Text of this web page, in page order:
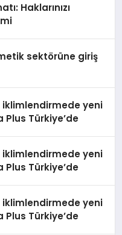
Haklarınızı
sektörüne giriş
iklimlendirmede yeni
Türkiye’de
iklimlendirmede yeni
Türkiye’de
iklimlendirmede yeni
Türkiye’de